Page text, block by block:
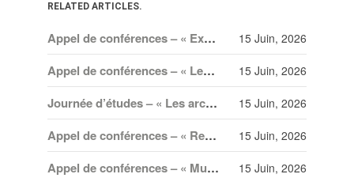
RELATED ARTICLES.
Appel de conférences – « Expressions sonores de la violence et transformations technologiques dans le cinéma européen, des années 1970 à la transition numérique » – 30 septembre 2026 15 Juin, 2026
Appel de conférences – « Les rencontres de musicologie médiévalle » – 30 juin 2026 15 Juin, 2026
Journée d’études – « Les archives en mineur. Amateurisme, collection et création dans les arts spectaculaires à Paris, Berlin et Vienne au XX 15 Juin, 2026
Appel de conférences – « Recréer l’Orient. Imaginaires et circulations transnationales » – 20 juillet 2026 15 Juin, 2026
Appel de conférences – « Musique, invisibilités, vulnérabilités et participation politique » – 30 juin 2026 15 Juin, 2026